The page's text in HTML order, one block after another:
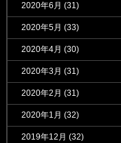
2020年6月 (31)
2020年5月 (33)
2020年4月 (30)
2020年3月 (31)
2020年2月 (31)
2020年1月 (32)
2019年12月 (32)